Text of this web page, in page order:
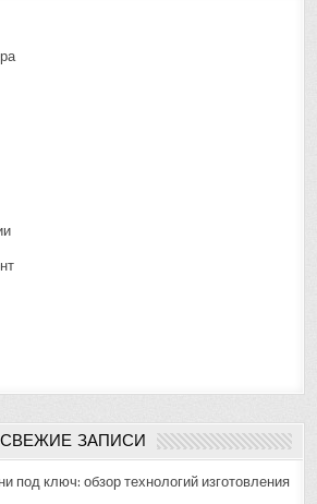
СВЕЖИЕ ЗАПИСИ
под ключ: обзор технологий изготовления